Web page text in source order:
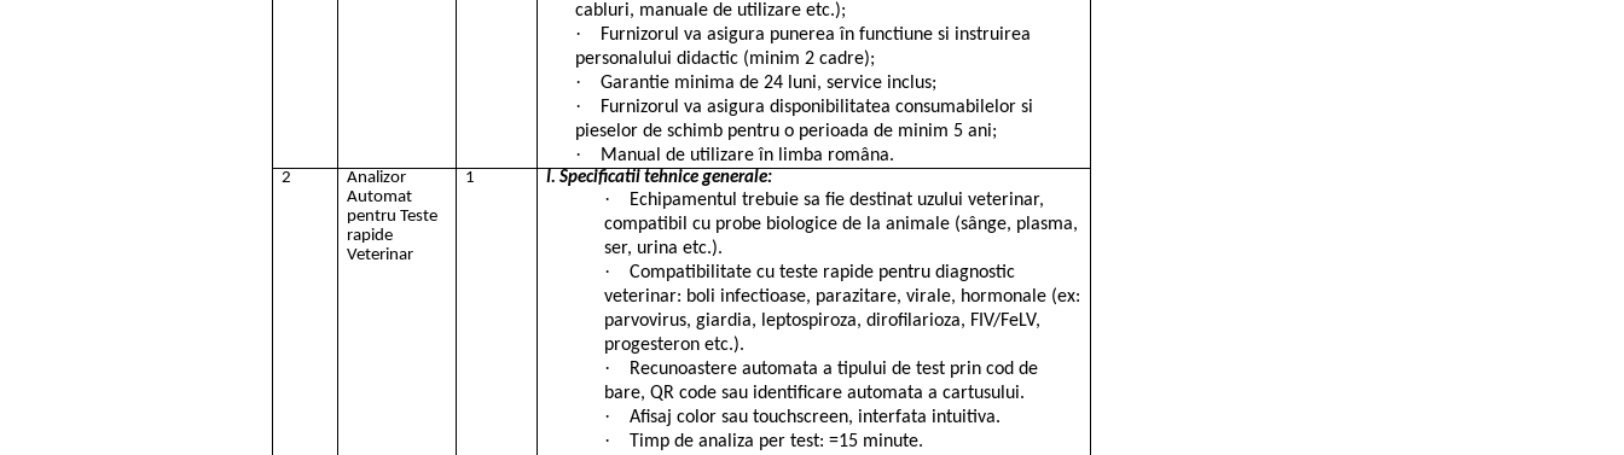
cabluri, manuale de utilizare etc.);
·
Furnizorul va asigura punerea în functiune si instruirea
personalului didactic (minim 2 cadre);
· Garantie minima de 24 luni, service inclus;
·
Furnizorul va asigura disponibilitatea consumabilelor si
pieselor de schimb pentru o perioada de minim 5 ani;
· Manual de utilizare în limba româna.
2
Analizor
Automat
pentru Teste
rapide
Veterinar
1 I. Specificatii tehnice generale:
·
Echipamentul trebuie sa fie destinat uzului veterinar,
compatibil cu probe biologice de la animale (sânge, plasma,
ser, urina etc.).
·
Compatibilitate cu teste rapide pentru diagnostic
veterinar: boli infectioase, parazitare, virale, hormonale (ex:
parvovirus, giardia, leptospiroza, dirofilarioza, FIV/FeLV,
progesteron etc.).
·
Recunoastere automata a tipului de test prin cod de
bare, QR code sau identificare automata a cartusului.
· Afisaj color sau touchscreen, interfata intuitiva.
· Timp de analiza per test: =15 minute.